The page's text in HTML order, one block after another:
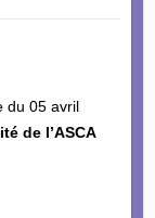
du 05 avril
de l’ASCA